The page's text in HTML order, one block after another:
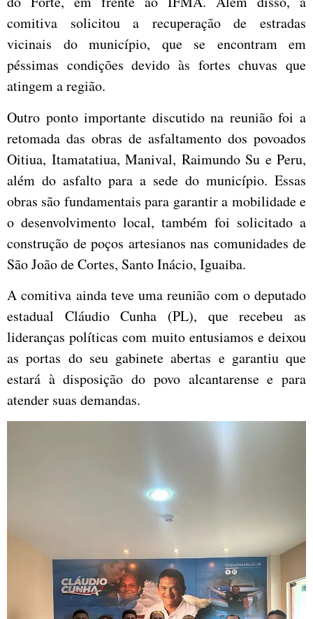
comitiva solicitou a recuperação de estradas
vicinais do município, que se encontram em
péssimas condições devido às fortes chuvas que
atingem a região.
Outro ponto importante discutido na reunião foi a
retomada das obras de asfaltamento dos povoados
Oitiua, Itamatatiua, Manival, Raimundo Su e Peru,
além do asfalto para a sede do município. Essas
obras são fundamentais para garantir a mobilidade e
o desenvolvimento local, também foi solicitado a
construção de poços artesianos nas comunidades de
São João de Cortes, Santo Inácio, Iguaiba.
A comitiva ainda teve uma reunião com o deputado
estadual Cláudio Cunha (PL), que recebeu as
lideranças políticas com muito entusiamos e deixou
as portas do seu gabinete abertas e garantiu que
estará à disposição do povo alcantarense e para
atender suas demandas.